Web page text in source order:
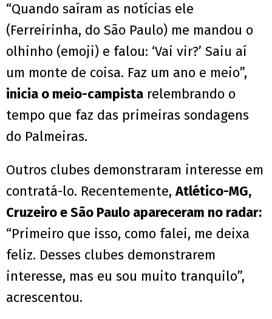
“Quando saíram as notícias ele
(Ferreirinha, do São Paulo) me mandou o
olhinho (emoji) e falou: ‘Vai vir?’ Saiu aí
um monte de coisa. Faz um ano e meio”,
inicia o meio-campista relembrando o
tempo que faz das primeiras sondagens
do Palmeiras.
Outros clubes demonstraram interesse em
contratá-lo. Recentemente,Atlético-MG,
Cruzeiro e São Paulo apareceram no radar:
“Primeiro que isso, como falei, me deixa
feliz. Desses clubes demonstrarem
interesse, mas eu sou muito tranquilo”,
acrescentou.